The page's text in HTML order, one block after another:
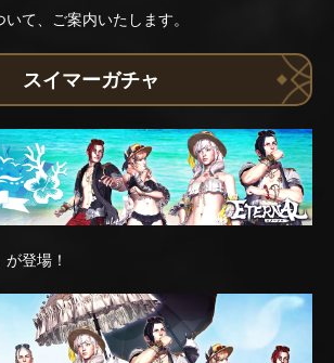
て、ご案内いたします。
スイマーガチャ
が登場！